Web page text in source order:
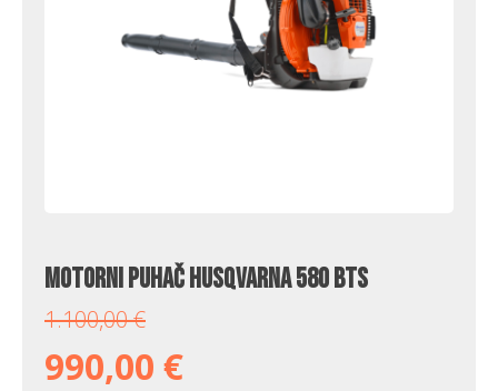
Motorni puhač Husqvarna 580 BTS
1.100,00€
990,00 €